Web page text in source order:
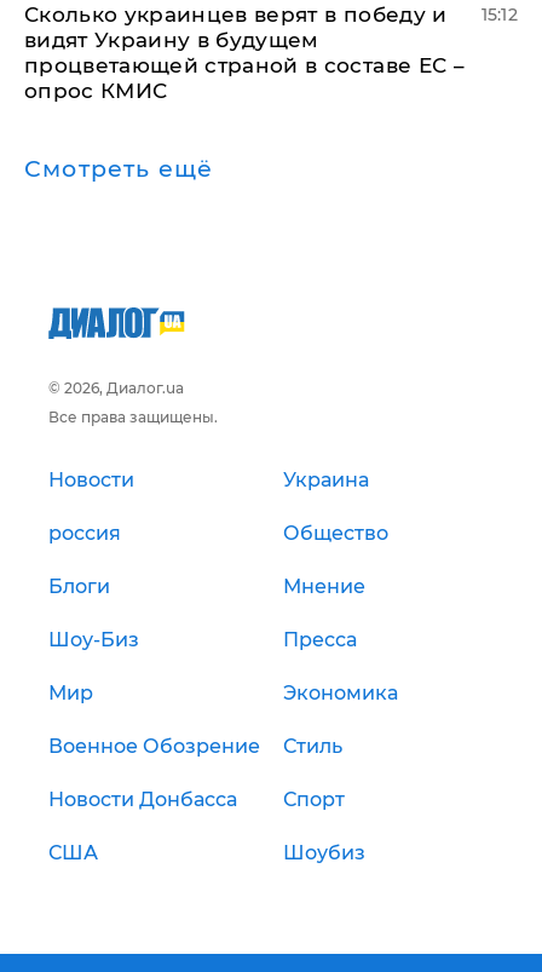
Сколько украинцев верят в победу и
видят Украину в будущем
процветающей страной в составе ЕС –
опрос КМИС
15:12
Смотреть ещё
© 2026, Диалог.ua
Все права защищены.
Новости Украина
россия Общество
Блоги Мнение
Шоу-Биз Пресса
Мир Экономика
Военное Обозрение Стиль
Новости Донбасса Спорт
США Шоубиз